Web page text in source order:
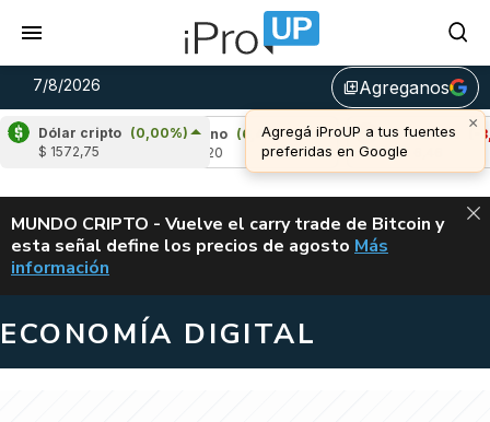
7/8/2026 library_addAgreganos
×
Agregá iProUP a tus fuentes
preferidas en Google
Dólar cripto (0,00%)
$ 1572,75
Cardano
(6,43%)
Avalanche (-3,31%)
u$s 6,46
ALERTA
MUNDO CRIPTO - Vuelve el carry trade de Bitcoin y
esta señal define los precios de agosto VUELVE EL
Más
información
ECONOMÍA DIGITAL